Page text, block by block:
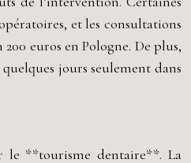
et les consultations
euros en Pologne. De plus,
jours seulement dans
le **tourisme dentaire**. La